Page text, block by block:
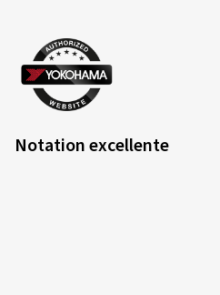
Notation excellente